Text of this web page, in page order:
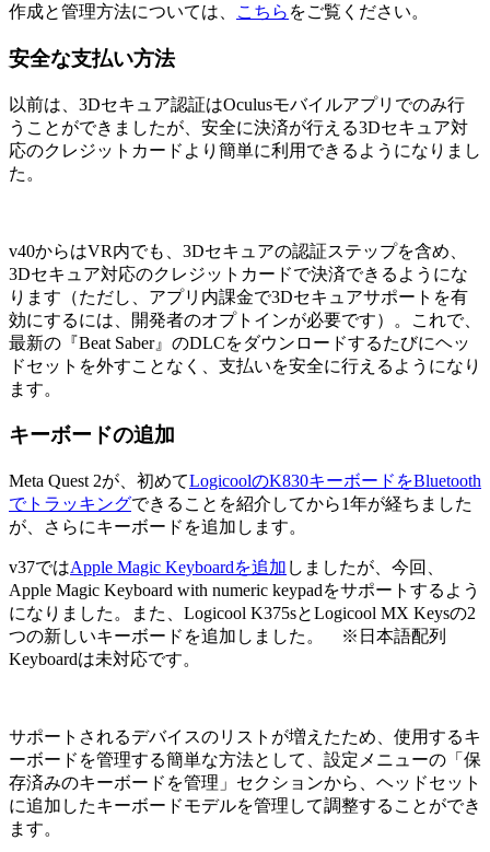
作成と管理方法については、
こちら をご覧ください。
安全な支払い方法
以前は、3Dセキュア認証はOculusモバイルアプリでのみ行
うことができましたが、安全に決済が行える3Dセキュア対
応のクレジットカードより簡単に利用できるようになりまし
た。
v40からはVR内でも、3Dセキュアの認証ステップを含め、
3Dセキュア対応のクレジットカードで決済できるようにな
ります（ただし、アプリ内課金で3Dセキュアサポートを有
効にするには、開発者のオプトインが必要です）。これで、
最新の『Beat Saber』のDLCをダウンロードするたびにヘッ
ドセットを外すことなく、支払いを安全に行えるようになり
ます。
キーボードの追加
Meta Quest 2が、初めてLogicoolのK830キーボードをBluetooth
でトラッキングできることを紹介してから1年が経ちました
が、さらにキーボードを追加します。
v37ではApple Magic Keyboardを追加 しましたが、今回、
Apple Magic Keyboard with numeric keypadをサポートするよう
になりました。また、Logicool K375sとLogicool MX Keysの2
つの新しいキーボードを追加しました。 ※日本語配列
Keyboardは未対応です。
サポートされるデバイスのリストが増えたため、使用するキ
ーボードを管理する簡単な方法として、設定メニューの「保
存済みのキーボードを管理」セクションから、ヘッドセット
に追加したキーボードモデルを管理して調整することができ
ます。